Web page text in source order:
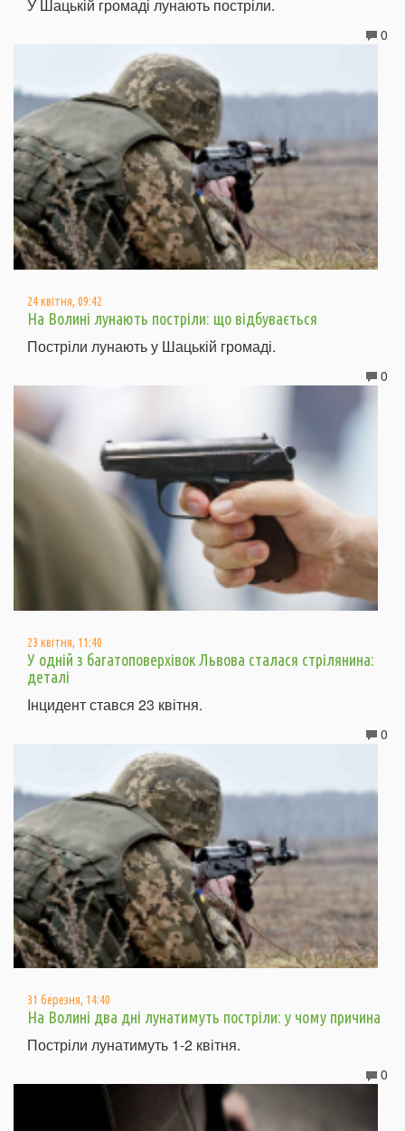
У Шацькій громаді лунають постріли.
0
24 квітня, 09:42
На Волині лунають постріли: що відбувається
Постріли лунають у Шацькій громаді.
0
23 квітня, 11:40
У одній з багатоповерхівок Львова сталася стрілянина:
деталі
Інцидент стався 23 квітня.
0
31 березня, 14:40
На Волині два дні лунатимуть постріли: у чому причина
Постріли лунатимуть 1-2 квітня.
0